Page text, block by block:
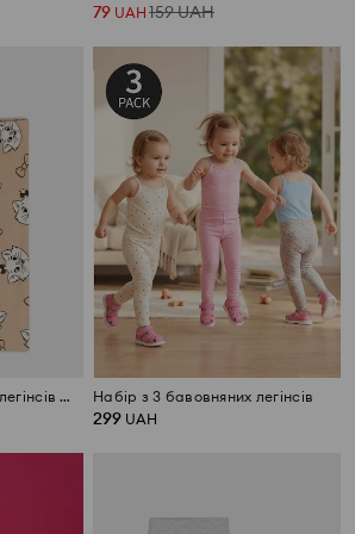
79 UAH 159UAH
Набір з 2 бавовняних легінсів Marie Набір з 3 бавовняних легінсів
299 UAH